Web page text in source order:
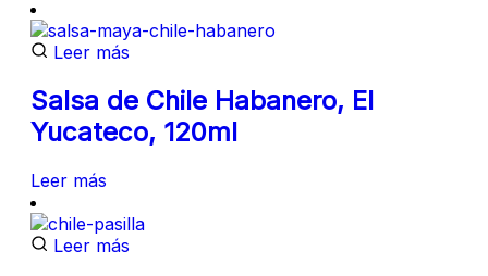
Leer más
Salsa de Chile Habanero, El
Yucateco, 120ml
Leer más
Leer más